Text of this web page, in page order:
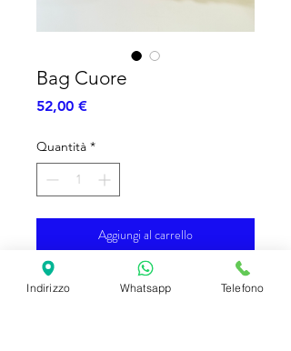
Bag Cuore
52,00 €Prezzo
Quantità *
Aggiungi al carrello
•⁠ ⁠4 cuoricini cioccolatini
Indirizzo Whatsapp Telefono